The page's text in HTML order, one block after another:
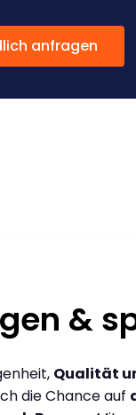
anfragen
&
Qualität
die Chance auf